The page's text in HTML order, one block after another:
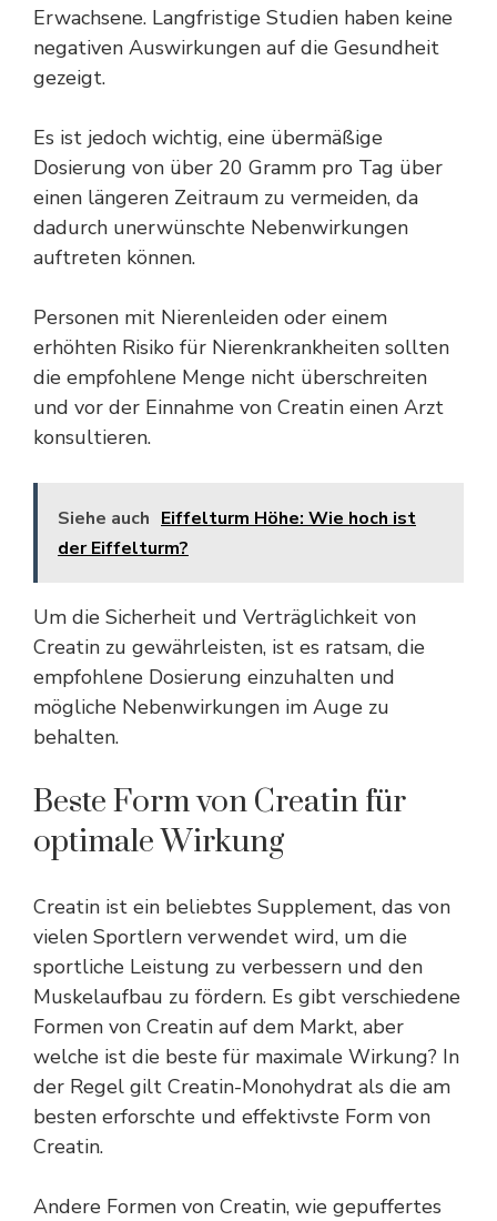
Erwachsene. Langfristige Studien haben keine
negativen Auswirkungen auf die Gesundheit
gezeigt.
Es ist jedoch wichtig, eine übermäßige
Dosierung von über 20 Gramm pro Tag über
einen längeren Zeitraum zu vermeiden, da
dadurch unerwünschte Nebenwirkungen
auftreten können.
Personen mit Nierenleiden oder einem
erhöhten Risiko für Nierenkrankheiten sollten
die empfohlene Menge nicht überschreiten
und vor der Einnahme von Creatin einen Arzt
konsultieren.
Siehe auch Eiffelturm Höhe: Wie hoch ist
der Eiffelturm?
Um die Sicherheit und Verträglichkeit von
Creatin zu gewährleisten, ist es ratsam, die
empfohlene Dosierung einzuhalten und
mögliche Nebenwirkungen im Auge zu
behalten.
Beste Form von Creatin für
optimale Wirkung
Creatin ist ein beliebtes Supplement, das von
vielen Sportlern verwendet wird, um die
sportliche Leistung zu verbessern und den
Muskelaufbau zu fördern. Es gibt verschiedene
Formen von Creatin auf dem Markt, aber
welche ist die beste für maximale Wirkung? In
der Regel gilt Creatin-Monohydrat als die am
besten erforschte und effektivste Form von
Creatin.
Andere Formen von Creatin, wie gepuffertes